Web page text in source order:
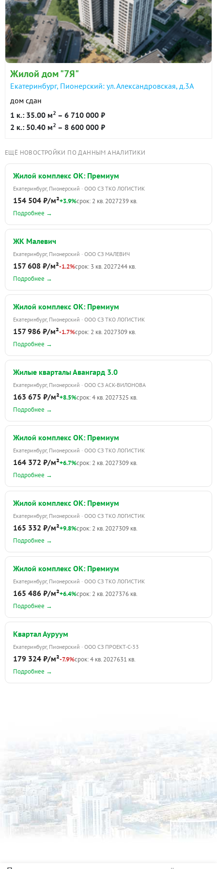
-что оставим из мебели/техники, обсудим
индивидуально.
Звоните, а лучше приходите и забирайте.
Возможно это то, что вы так долго искали!
Никакой комиссии при покупке!
При ЗВОНКЕ назовите номер ЛОТА
Объект №71278
в продаже 100500 ₽/м²
Показать всю историю: 18 предложений →
Жилой дом "7Я"
Екатеринбург, Пионерский: ул. Александровская, д.3А
дом сдан
1 к.: 35.00 м2 – 6 710 000 ₽
2 к.: 50.40 м2 – 8 600 000 ₽
ЕЩЁ НОВОСТРОЙКИ ПО ДАННЫМ АНАЛИТИКИ
Жилой комплекс ОК: Премиум
Екатеринбург, Пионерский · ООО СЗ ТКО ЛОГИСТИК
154 504 ₽/м²+3.9%срок: 2 кв. 2027239 кв.
Подробнее →
ЖК Малевич
Екатеринбург, Пионерский · ООО СЗ МАЛЕВИЧ
157 608 ₽/м²-1.2%срок: 3 кв. 2027244 кв.
Подробнее →
Жилой комплекс ОК: Премиум
Екатеринбург, Пионерский · ООО СЗ ТКО ЛОГИСТИК
157 986 ₽/м²-1.7%срок: 2 кв. 2027309 кв.
Подробнее →
Жилые кварталы Авангард 3.0
Екатеринбург, Пионерский · ООО СЗ АСК-ВИЛОНОВА
163 675 ₽/м²+8.5%срок: 4 кв. 2027325 кв.
Подробнее →
Жилой комплекс ОК: Премиум
Екатеринбург, Пионерский · ООО СЗ ТКО ЛОГИСТИК
164 372 ₽/м²+6.7%срок: 2 кв. 2027309 кв.
Подробнее →
Жилой комплекс ОК: Премиум
Екатеринбург, Пионерский · ООО СЗ ТКО ЛОГИСТИК
165 332 ₽/м²+9.8%срок: 2 кв. 2027309 кв.
Подробнее →
Жилой комплекс ОК: Премиум
Екатеринбург, Пионерский · ООО СЗ ТКО ЛОГИСТИК
165 486 ₽/м²+6.4%срок: 2 кв. 2027376 кв.
Подробнее →
Квартал Ауруум
Екатеринбург, Пионерский · ООО СЗ ПРОЕКТ-С-33
179 324 ₽/м²-7.9%срок: 4 кв. 2027631 кв.
Подробнее →